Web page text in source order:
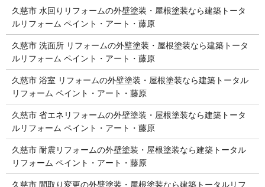
久慈市 水回りリフォームの外壁塗装・屋根塗装なら建築トータ
ルリフォーム ペイント・アート・藤原
久慈市 洗面所 リフォームの外壁塗装・屋根塗装なら建築トータ
ルリフォーム ペイント・アート・藤原
久慈市 浴室 リフォームの外壁塗装・屋根塗装なら建築トータル
リフォーム ペイント・アート・藤原
久慈市 省エネリフォームの外壁塗装・屋根塗装なら建築トータ
ルリフォーム ペイント・アート・藤原
久慈市 耐震リフォームの外壁塗装・屋根塗装なら建築トータル
リフォーム ペイント・アート・藤原
久慈市 間取り変更の外壁塗装・屋根塗装なら建築トータルリフ